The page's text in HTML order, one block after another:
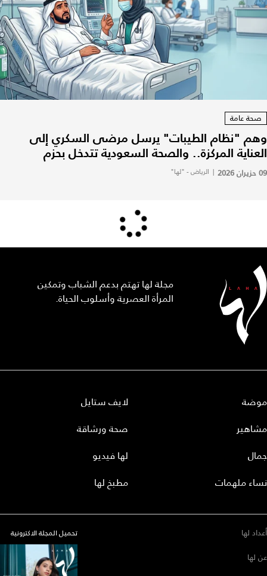
صحة عامة
وهم "نظام الطيبات" يرسل مرضى السكري إلى
العناية المركزة.. والصحة السعودية تتدخل بحزم
09 حزيران 2026 | الرياض - "لها"
مجلة لها تهتم بدعم الشباب وتمكين
المرأة العصرية وأسلوب الحياة.
موضة
مشاهير
جمال
نساء ملهمات
لايف ستايل
صحة ورشاقة
لها فيديو
مطبخ لها
أعداد لها
عن لها
تحميل المجلة الاكترونية